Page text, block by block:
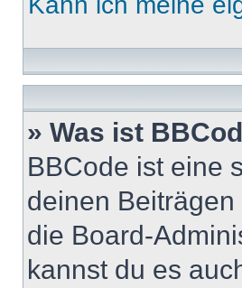
» Was ist
BBCode ist eine
deinen
die Board-
kannst du es